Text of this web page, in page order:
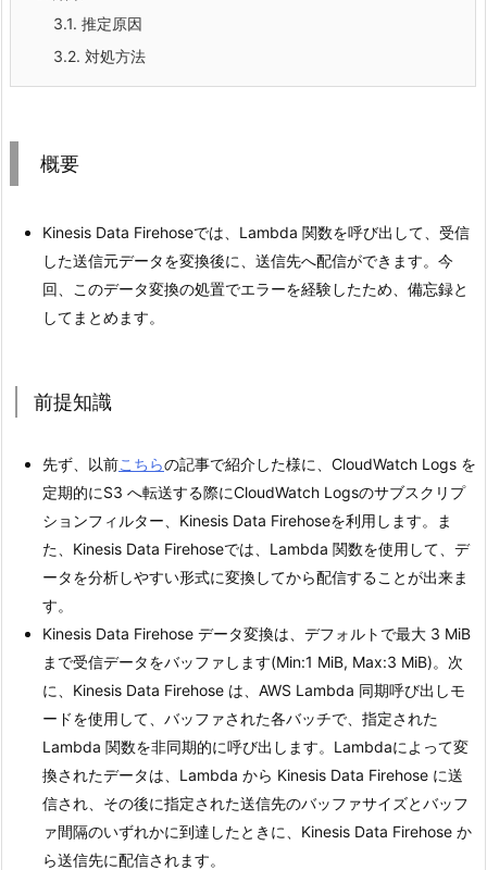
3.1. 推定原因
3.2. 対処方法
概要
Kinesis Data Firehoseでは、Lambda 関数を呼び出して、受信
した送信元データを変換後に、送信先へ配信ができます。今
回、このデータ変換の処置でエラーを経験したため、備忘録と
してまとめます。
前提知識
先ず、以前こちらの記事で紹介した様に、CloudWatch Logs を
定期的にS3 へ転送する際にCloudWatch Logsのサブスクリプ
ションフィルター、Kinesis Data Firehoseを利用します。ま
た、Kinesis Data Firehoseでは、Lambda 関数を使用して、デ
ータを分析しやすい形式に変換してから配信することが出来ま
す。
Kinesis Data Firehose データ変換は、デフォルトで最大 3 MiB
まで受信データをバッファします(Min:1 MiB, Max:3 MiB)。次
に、Kinesis Data Firehose は、AWS Lambda 同期呼び出しモ
ードを使用して、バッファされた各バッチで、指定された
Lambda 関数を非同期的に呼び出します。Lambdaによって変
換されたデータは、Lambda から Kinesis Data Firehose に送
信され、その後に指定された送信先のバッファサイズとバッフ
ァ間隔のいずれかに到達したときに、Kinesis Data Firehose か
ら送信先に配信されます。